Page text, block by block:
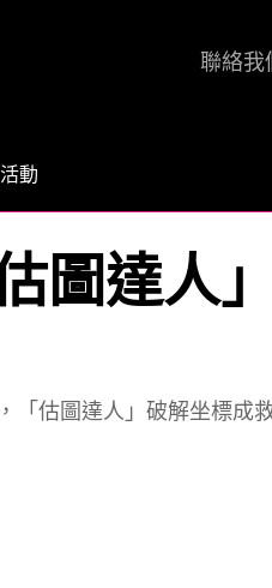
活動
聯絡我
圖達人
「估圖達人」破解坐標成